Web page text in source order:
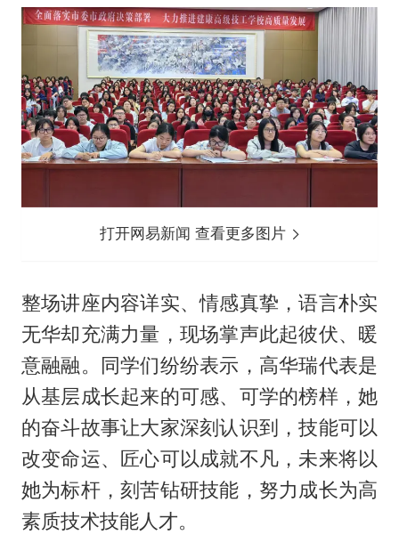
打开网易新闻 查看更多图片
整场讲座内容详实、情感真挚，语言朴实
无华却充满力量，现场掌声此起彼伏、暖
意融融。同学们纷纷表示，高华瑞代表是
从基层成长起来的可感、可学的榜样，她
的奋斗故事让大家深刻认识到，技能可以
改变命运、匠心可以成就不凡，未来将以
她为标杆，刻苦钻研技能，努力成长为高
素质技术技能人才。